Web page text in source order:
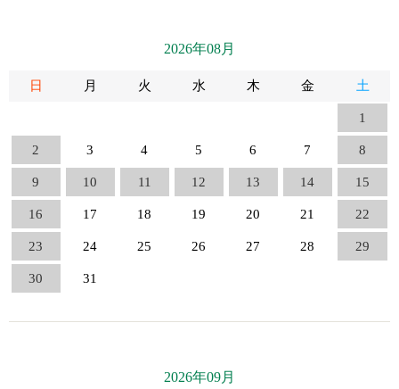
2026年08月
日 月 火 水 木 金 土
1
2 3 4 5 6 7 8
9 10 11 12 13 14 15
16 17 18 19 20 21 22
23 24 25 26 27 28 29
30 31
2026年09月